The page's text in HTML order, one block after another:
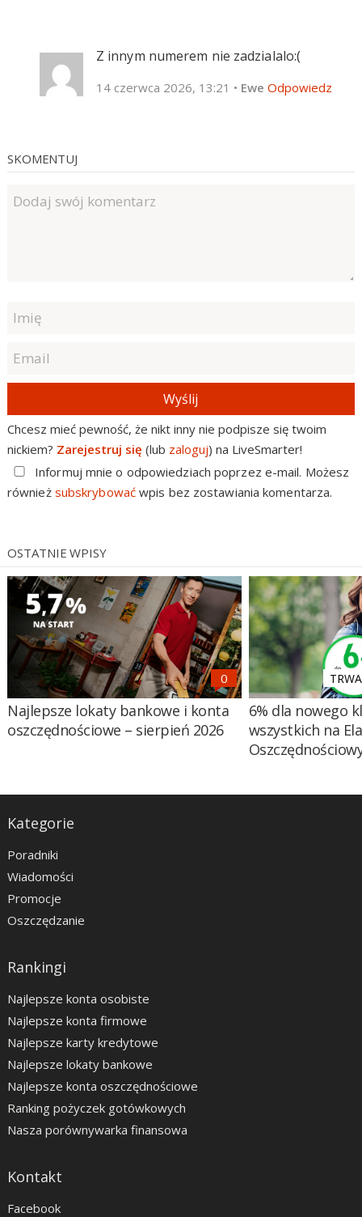
Z innym numerem nie zadzialalo:(
14 czerwca 2026, 13:21 • Ewe Odpowiedz
SKOMENTUJ
Wyślij
Chcesz mieć pewność, że nikt inny nie podpisze się twoim
nickiem? Zarejestruj się (lub zaloguj) na LiveSmarter!
Informuj mnie o odpowiedziach poprzez e-mail. Możesz
również subskrybowaćwpis bez zostawiania komentarza.
OSTATNIE WPISY
Najlepsze lokaty bankowe i konta
oszczędnościowe – sierpień 2026
6% dla nowego
wszystkich na
Kategorie
Poradniki
Wiadomości
Promocje
Oszczędzanie
Rankingi
Najlepsze konta osobiste
Najlepsze konta firmowe
Najlepsze karty kredytowe
Najlepsze lokaty bankowe
Najlepsze konta oszczędnościowe
Ranking pożyczek gotówkowych
Nasza porównywarka finansowa
Kontakt
Facebook